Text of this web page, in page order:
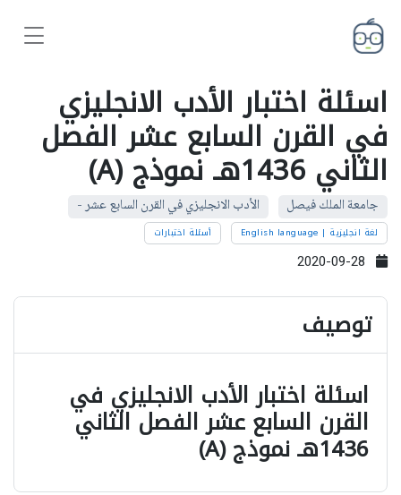
اسئلة اختبار الأدب الانجليزي
في القرن السابع عشر الفصل
الثاني 1436هـ نموذج (A)
جامعة الملك فيصل الأدب الانجليزي في القرن السابع عشر -
لغة انجليزية | English language أسئلة اختبارات
توصيف
اسئلة اختبار الأدب الانجليزي في
القرن السابع عشر الفصل الثاني
1436هـ نموذج (A)